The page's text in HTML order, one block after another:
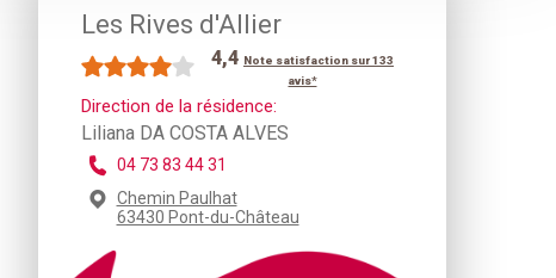
Les Rives d'Allier
4,4 Note satisfaction sur 133
avis*
Direction de la résidence:
Liliana DA COSTA ALVES
04 73 83 44 31
Chemin Paulhat
63430 Pont-du-Château